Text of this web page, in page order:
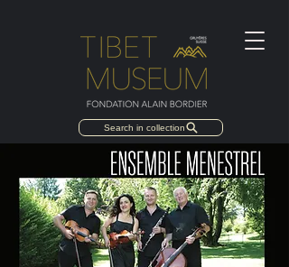
Search in collection